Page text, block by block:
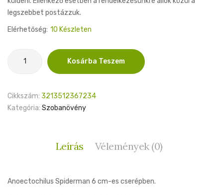
legszebbet postázzuk.
Elérhetőség: 10 Készleten
Anoectochilus
Kosárba Teszem
Cikkszám: 3213512367234
Kategória: Szobanövény
Leírás Vélemények (0)
Anoectochilus Spiderman 6 cm-es cserépben.